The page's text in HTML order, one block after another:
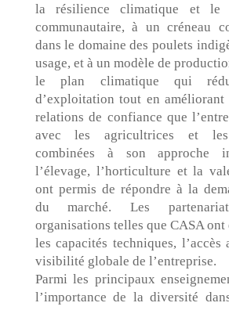
la résilience climatique et le
communautaire, à un créneau
dans le domaine des poulets
usage, et à un modèle de
le plan climatique qui
d’exploitation tout en
relations de confiance que
avec les agricultrices et les
combinées à son approche
l’élevage, l’horticulture et la
ont permis de répondre à la
du marché. Les
organisations telles que CASA ont
les capacités techniques, l’accès
visibilité globale de l’entreprise.
Parmi les principaux
l’importance de la diversité